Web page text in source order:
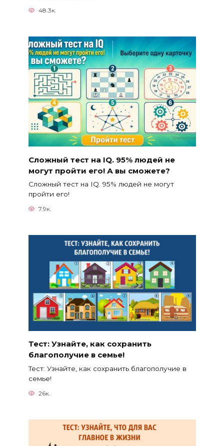
48.3к.
Сложный тест на IQ. 95% людей не
могут пройти его! А вы сможете?
Сложный тест на IQ. 95% людей не могут
пройти его!
7.9к.
Тест: Узнайте, как сохранить
благополучие в семье!
Тест: Узнайте, как сохранить благополучие в
семье!
26к.